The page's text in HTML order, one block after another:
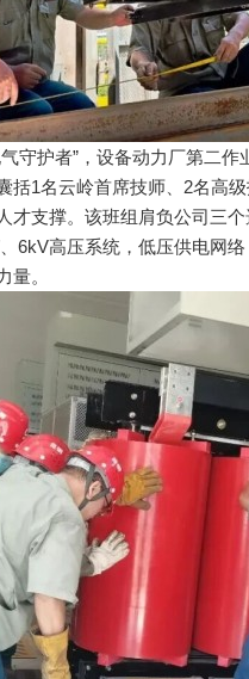
护者”，设备动力厂第二作
1名云岭首席技师、2名高
才支撑。该班组肩负公司三
6kV高压系统，低压供电网
量。